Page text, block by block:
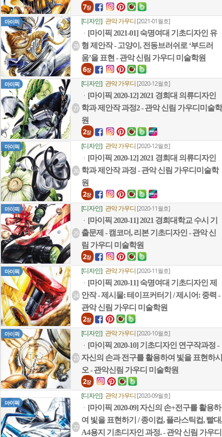
7장
마이픽
28
[디자인] 관악 가우디 [2021-01월호]
ㆍ [마이픽 2021-01] 숙명여대 기초디자인 유
형 제안작 - 고양이, 전동브러쉬로 ‘부드러
움’을 표현 - 관악 신림 가우디 미술학원
6장
마이픽
27
[디자인] 관악 가우디 [2020-12월호]
ㆍ [마이픽 2020-12] 2021 경희대 의류디자인
학과 제안작 과정2 - 관악 신림 가우디미술학
원
2장
마이픽
26
[디자인] 관악 가우디 [2020-12월호]
ㆍ [마이픽 2020-12] 2021 경희대 의류디자인
학과 제안작 과정 - 관악 신림 가우디미술학
원
2장
마이픽
25
[디자인] 관악 가우디 [2020-11월호]
ㆍ [마이픽 2020-11] 2021 경희대학교 수시 기
출문제 - 캠코더, 리본 기초디자인 - 관악 신
림 가우디 미술학원
2장
마이픽
24
[디자인] 관악 가우디 [2020-11월호]
ㆍ [마이픽 2020-11] 숙명여대 기초디자인 제
안작 - 제시물: 테이프커터기 / 제시어: 중력 -
관악 신림 가우디 미술학원
2장
마이픽
23
[디자인] 관악 가우디 [2020-10월호]
ㆍ [마이픽 2020-10] 기초디자인 연구작과정 -
자신의 손과 전구를 활용하여 빛을 표현하시
오 - 관악신림 가우디 미술학원
2장
마이픽
22
[디자인] 관악 가우디 [2020-09월호]
ㆍ [마이픽 2020-09] 자신의 손+전구를 활용하
여 빛을 표현하기 / 종이컵, 플라스틱컵, 빨대,
A4용지 기초디자인 과정. - 관악 신림 가우디